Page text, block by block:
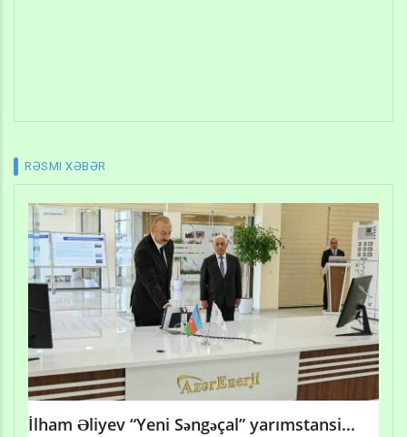
RƏSMI XƏBƏR
İlham Əliyev “Yeni Səngəçal” yarımstansi...